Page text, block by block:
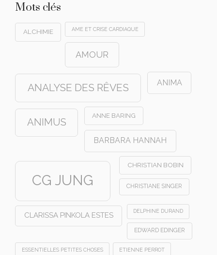
Mots clés
ALCHIMIE AME ET CRISE CARDIAQUE
AMOUR
ANALYSE DES RÊVES ANIMA
ANIMUS
ANNE BARING
BARBARA HANNAH
CG JUNG
CHRISTIAN BOBIN
CHRISTIANE SINGER
CLARISSA PINKOLA ESTES DELPHINE DURAND
EDWARD EDINGER
ESSENTIELLES PETITES CHOSES ETIENNE PERROT